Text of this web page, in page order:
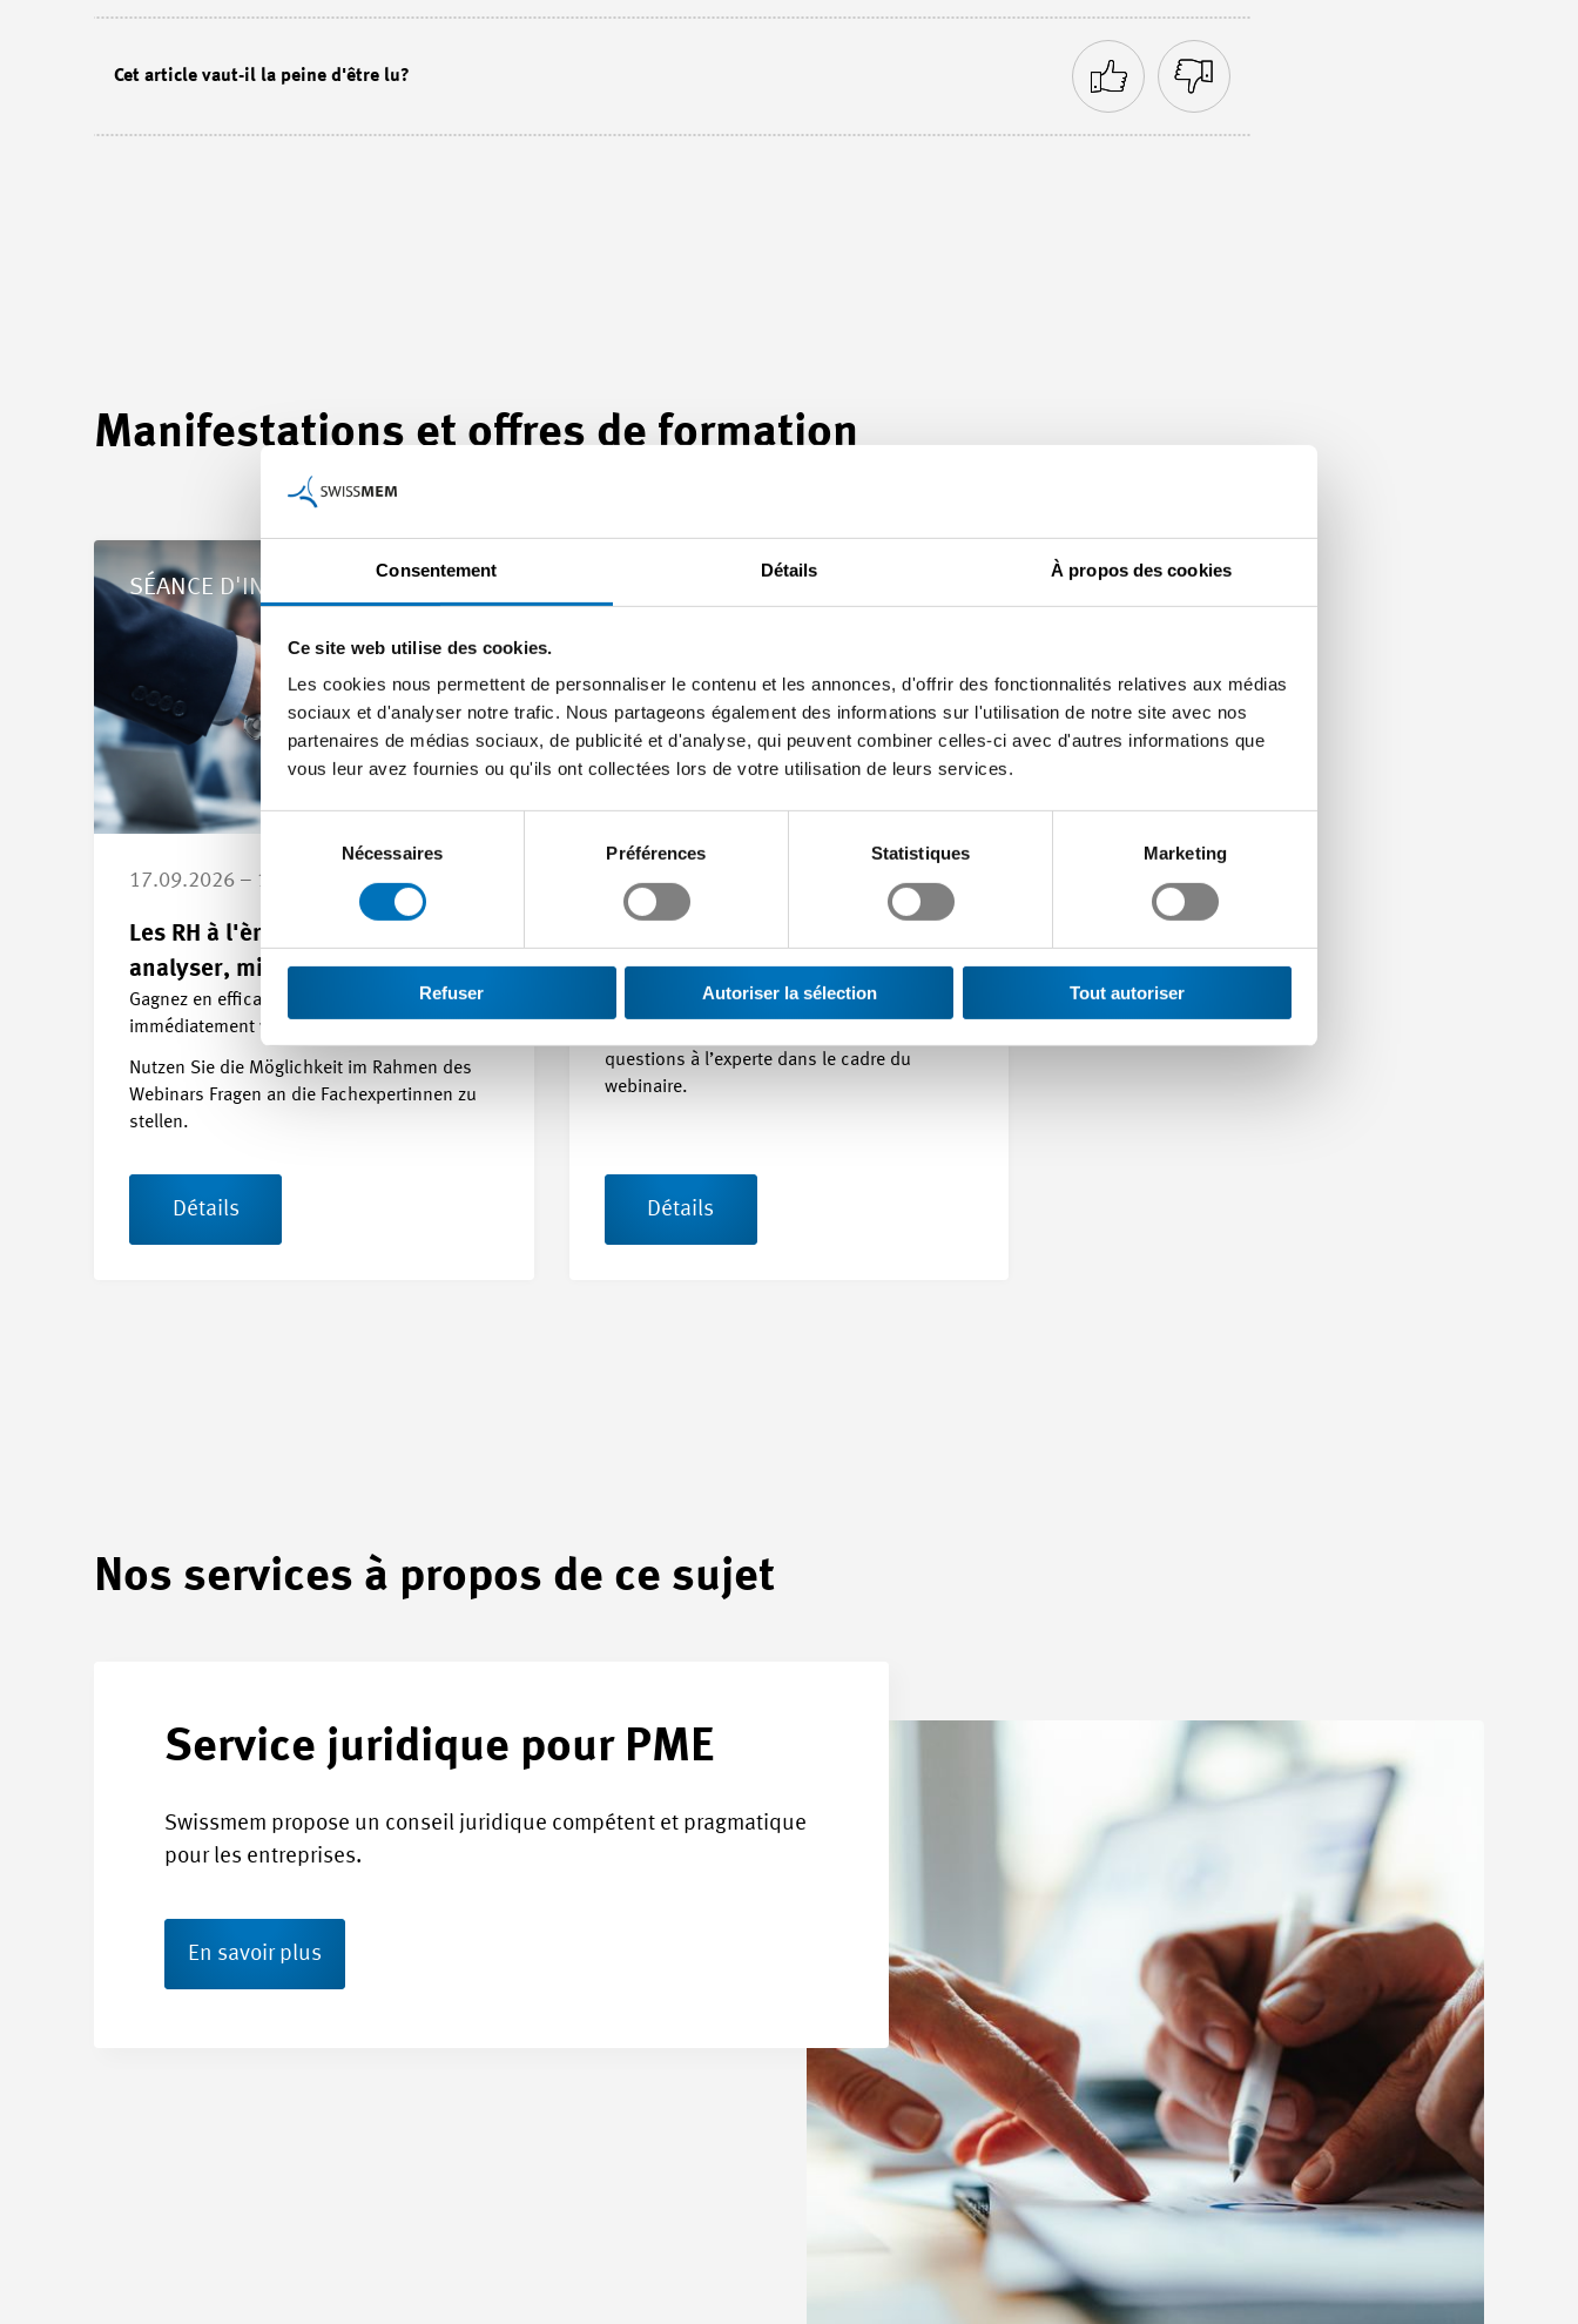
Consentement Détails À propos des cookies
Ce site web utilise des cookies.
Les cookies nous permettent de personnaliser le contenu et les annonces, d'offrir des fonctionnalités relatives aux médias
sociaux et d'analyser notre trafic. Nous partageons également des informations sur l'utilisation de notre site avec nos
partenaires de médias sociaux, de publicité et d'analyse, qui peuvent combiner celles-ci avec d'autres informations que
vous leur avez fournies ou qu'ils ont collectées lors de votre utilisation de leurs services.
Sélection
consentement
Nécessaires Préférences Statistiques Marketing
Refuser Autoriser la sélection Tout autoriser
Cet article vaut-il la peine d'être lu?
Manifestations et offres de formation
SÉANCE D'INFORMATION
17.09.2026 – 17.09.2026
Les RH à l'ère de l'IA : Mieux
analyser, mieux décider !
Gagnez en efficacité et implémentez
immédiatement vos nouveaux acquis !
Nutzen Sie die Möglichkeit im Rahmen des
Webinars Fragen an die Fachexpertinnen zu
stellen.
Détails
03.11.2026
Synthèse des principales dispositions de la
questions à l’experte dans le cadre du
webinaire.
Détails
Nos services à propos de ce sujet
Service juridique pour PME
Swissmem propose un conseil juridique compétent et pragmatique
pour les entreprises.
En savoir plus